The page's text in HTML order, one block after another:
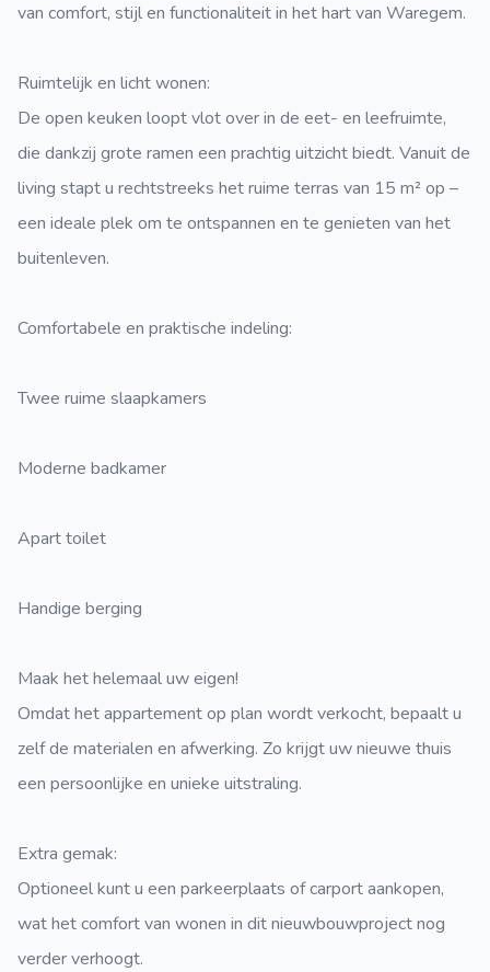
van comfort, stijl en functionaliteit in het hart van Waregem.
Ruimtelijk en licht wonen:
De open keuken loopt vlot over in de eet- en leefruimte,
die dankzij grote ramen een prachtig uitzicht biedt. Vanuit de
living stapt u rechtstreeks het ruime terras van 15 m² op –
een ideale plek om te ontspannen en te genieten van het
buitenleven.
Comfortabele en praktische indeling:
Twee ruime slaapkamers
Moderne badkamer
Apart toilet
Handige berging
Maak het helemaal uw eigen!
Omdat het appartement op plan wordt verkocht, bepaalt u
zelf de materialen en afwerking. Zo krijgt uw nieuwe thuis
een persoonlijke en unieke uitstraling.
Extra gemak:
Optioneel kunt u een parkeerplaats of carport aankopen,
wat het comfort van wonen in dit nieuwbouwproject nog
verder verhoogt.